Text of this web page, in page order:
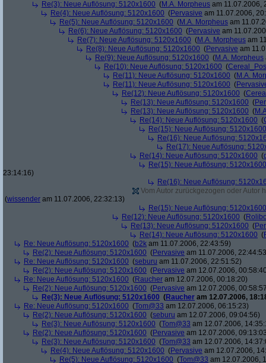
Re(3): Neue Auflösung: 5120x1600 (M.A. Morpheus am 11.07.2006,
Re(4): Neue Auflösung: 5120x1600 (Pervasive am 11.07.2006,
Re(5): Neue Auflösung: 5120x1600 (M.A. Morpheus am
Re(6): Neue Auflösung: 5120x1600 (Pervasive am
Re(7): Neue Auflösung: 5120x1600 (M.A. Morpheus am
Re(8): Neue Auflösung: 5120x1600 (Pervasive am
Re(9): Neue Auflösung: 5120x1600 (M.A. Morpheus
Re(10): Neue Auflösung: 5120x1600 (
Re(11): Neue Auflösung: 5120x1600 (M.A.
Re(11): Neue Auflösung: 5120x1600 (
Re(12): Neue Auflösung: 5120x1600 (
Re(13): Neue Auflösung: 5120x1600 (
Re(13): Neue Auflösung: 5120x1600 (
Re(14): Neue Auflösung: 5120x1600 (
Re(15): Neue Auflösung: 5120x1600
Re(16): Neue Auflösung:
Re(17): Neue Auflösung:
Re(14): Neue Auflösung: 5120x1600 (
Re(15): Neue Auflösung: 5120x1600
23:14:16)
Re(16): Neue Auflösung:
Vom Autor zurückgezogen oder Autor
(wissender am 11.07.2006, 22:32:13)
Re(15): Neue Auflösung: 5120x1600
Re(12): Neue Auflösung: 5120x1600 (
Re(13): Neue Auflösung: 5120x1600 (
Re(14): Neue Auflösung: 5120x1600 (
Re: Neue Auflösung: 5120x1600 (b2k am 11.07.2006, 22:43:59)
Re(2): Neue Auflösung: 5120x1600 (Pervasive am 11.07.2006,
Re: Neue Auflösung: 5120x1600 (seburu am 11.07.2006, 22:51:52)
Re(2): Neue Auflösung: 5120x1600 (Pervasive am 12.07.2006,
Re: Neue Auflösung: 5120x1600 (Raucher am 12.07.2006, 00:18:20)
Re(2): Neue Auflösung: 5120x1600 (Pervasive am 12.07.2006,
Re(3): Neue Auflösung: 5120x1600 (Raucher am 12.07.2006,
Re: Neue Auflösung: 5120x1600 (Tom@33 am 12.07.2006, 06:15:23)
Re(2): Neue Auflösung: 5120x1600 (seburu am 12.07.2006, 09:04:56)
Re(3): Neue Auflösung: 5120x1600 (Tom@33 am 12.07.2006,
Re(2): Neue Auflösung: 5120x1600 (Pervasive am 12.07.2006,
Re(3): Neue Auflösung: 5120x1600 (Tom@33 am 12.07.2006,
Re(4): Neue Auflösung: 5120x1600 (Pervasive am 12.07.2006,
Re(5): Neue Auflösung: 5120x1600 (Tom@33 am 12.07.2006,